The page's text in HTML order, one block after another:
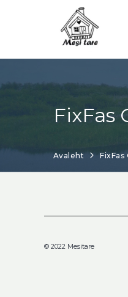
FixFas
Avaleht FixFas
© 2022 Mesitare